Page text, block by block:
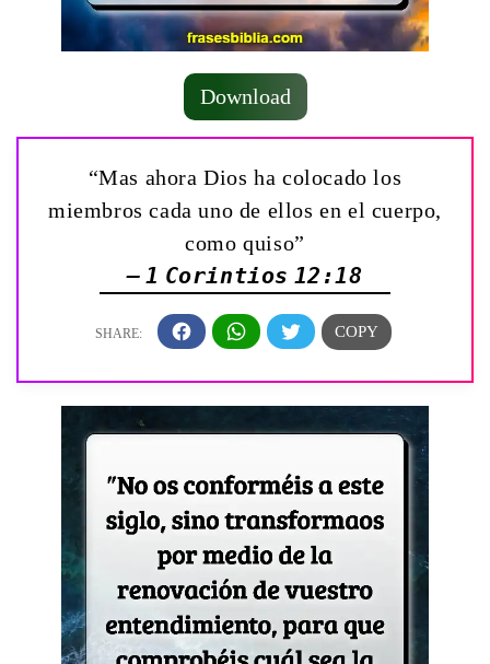
Download
“Mas ahora Dios ha colocado los
miembros cada uno de ellos en el cuerpo,
como quiso”
— 1 Corintios 12:18